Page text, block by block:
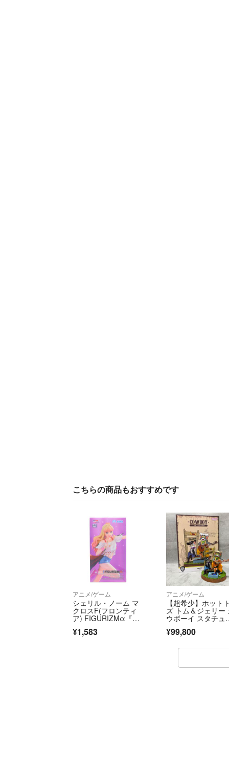
こちらの商品もおすすめです
アニメ/ゲーム
シェリル・ノーム マ
クロスF(フロンティ
ア) FIGURIZMα『シ
ェリル・ノーム』時の
迷宮Ver. フィギュ
¥1,583
アニメ/ゲーム
【超希少】ホット
ズ トム＆ジェリー
ウボーイ スタチュ
ー フィギュア
¥99,800